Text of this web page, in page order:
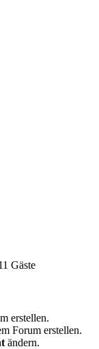
Gäste
erstellen.
Forum erstellen.
ändern.